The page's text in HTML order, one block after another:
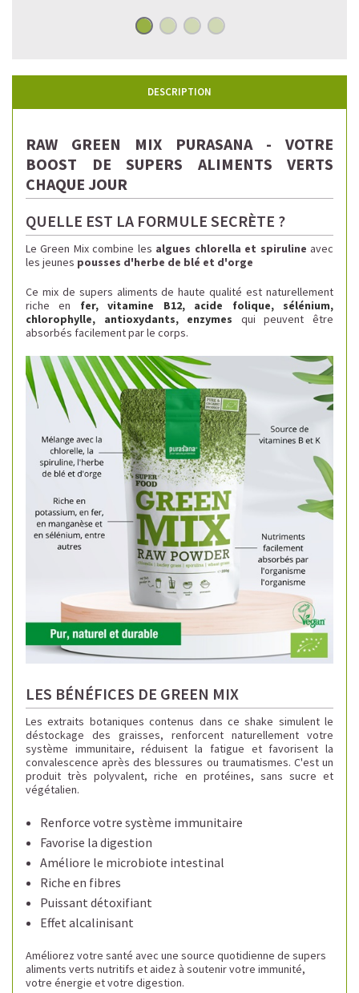
DESCRIPTION
RAW GREEN MIX PURASANA - VOTRE
BOOST DE SUPERS ALIMENTS VERTS
CHAQUE JOUR
QUELLE EST LA FORMULE SECRÈTE ?
Le Green Mix combine les algues chlorella et spiruline avec
les jeunes pousses d'herbe de blé et d'orge
Ce mix de supers aliments de haute qualité est naturellement
riche en fer, vitamine B12, acide folique, sélénium,
chlorophylle, antioxydants, enzymes qui peuvent être
absorbés facilement par le corps.
LES BÉNÉFICES DE GREEN MIX
Les extraits botaniques contenus dans ce shake simulent le
déstockage des graisses, renforcent naturellement votre
système immunitaire, réduisent la fatigue et favorisent la
convalescence après des blessures ou traumatismes. C'est un
produit très polyvalent, riche en protéines, sans sucre et
végétalien.
Renforce votre système immunitaire
Favorise la digestion
Améliore le microbiote intestinal
Riche en fibres
Puissant détoxifiant
Effet alcalinisant
Améliorez votre santé avec une source quotidienne de supers
aliments verts nutritifs et aidez à soutenir votre immunité,
votre énergie et votre digestion.